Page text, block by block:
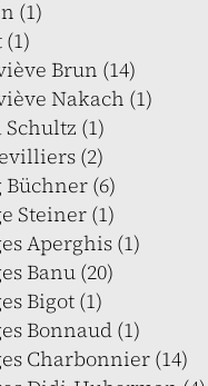
(1)
(1)
Brun (14)
Nakach (1)
Schultz (1)
(2)
Büchner (6)
Steiner (1)
Aperghis (1)
Banu (20)
Bigot (1)
Bonnaud (1)
Charbonnier (14)